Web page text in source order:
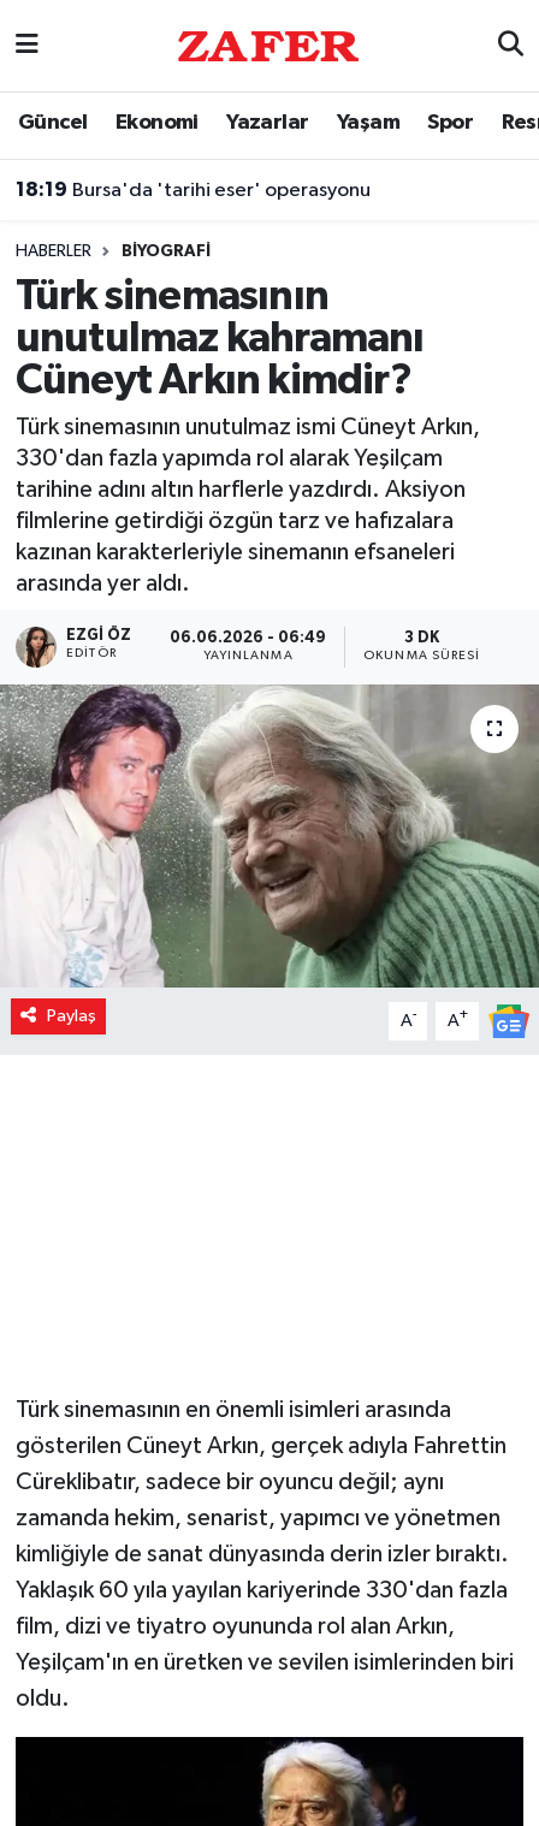
Güncel Ekonomi Yazarlar Yaşam Spor
18:19 Bursa'da 'tarihi eser' operasyonu
HABERLER BIYOGRAFI
Türk sinemasının
unutulmaz kahramanı
Cüneyt Arkın kimdir?
Türk sinemasının unutulmaz ismi Cüneyt Arkın,
330'dan fazla yapımda rol alarak Yeşilçam
tarihine adını altın harflerle yazdırdı. Aksiyon
filmlerine getirdiği özgün tarz ve hafızalara
kazınan karakterleriyle sinemanın efsaneleri
arasında yer aldı.
EZGI ÖZ
EDITÖR
06.06.2026 - 06:49
YAYINLANMA
3 DK
OKUNMA SÜRESI
Paylaş A- A+
Türk sinemasının en önemli isimleri arasında
gösterilen Cüneyt Arkın, gerçek adıyla Fahrettin
Cüreklibatır, sadece bir oyuncu değil; aynı
zamanda hekim, senarist, yapımcı ve yönetmen
kimliğiyle de sanat dünyasında derin izler bıraktı.
Yaklaşık 60 yıla yayılan kariyerinde 330'dan fazla
film, dizi ve tiyatro oyununda rol alan Arkın,
Yeşilçam'ın en üretken ve sevilen isimlerinden biri
oldu.
Nöbetçi Eczaneler
Trafik Durumu
Süper Lig Puan Durumu ve Fikstür
Tüm Manşetler
Son Dakika Haberleri
Haber Arşivi